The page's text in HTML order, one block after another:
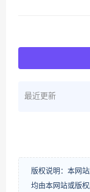
最近更新
版权说明：本网
均由本网站或版